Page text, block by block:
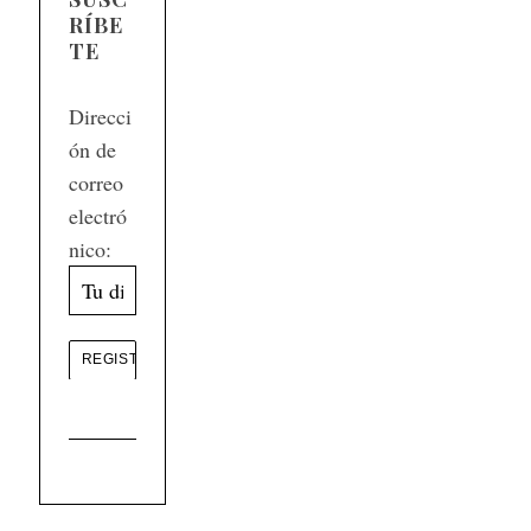
RÍBE
TE
Direcci
ón de
correo
electró
nico: